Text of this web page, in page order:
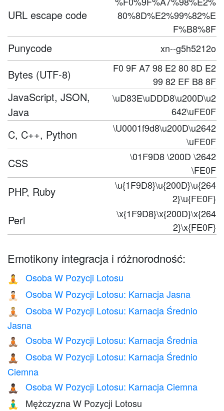
URL escape code
80%8D%E2%99%82%E
F%B8%8F
Punycode xn--g5h5212o
Bytes (UTF-8)
F0 9F A7 98 E2 80 8D E2
99 82 EF B8 8F
JavaScript, JSON,
Java
\uD83E\uDDD8\u200D\u2
642\uFE0F
C, C++, Python
\U0001f9d8\u200D\u2642
\uFE0F
CSS
\01F9D8 \200D \2642
\FE0F
PHP, Ruby
\u{1F9D8}\u{200D}\u{264
2}\u{FE0F}
Perl
\x{1F9D8}\x{200D}\x{264
2}\x{FE0F}
Emotikony integracja i różnorodność:
🧘 Osoba W Pozycji Lotosu
🧘🏻 Osoba W Pozycji Lotosu: Karnacja Jasna
🧘🏼
Osoba W Pozycji Lotosu: Karnacja Średnio
Jasna
🧘🏽 Osoba W Pozycji Lotosu: Karnacja Średnia
🧘🏾
Osoba W Pozycji Lotosu: Karnacja Średnio
Ciemna
🧘🏿 Osoba W Pozycji Lotosu: Karnacja Ciemna
🧘‍♂️ Mężczyzna W Pozycji Lotosu